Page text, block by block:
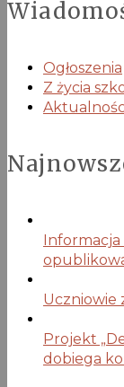
Ogłoszenia
Z życia
Uczniowie
Projekt
dobiega